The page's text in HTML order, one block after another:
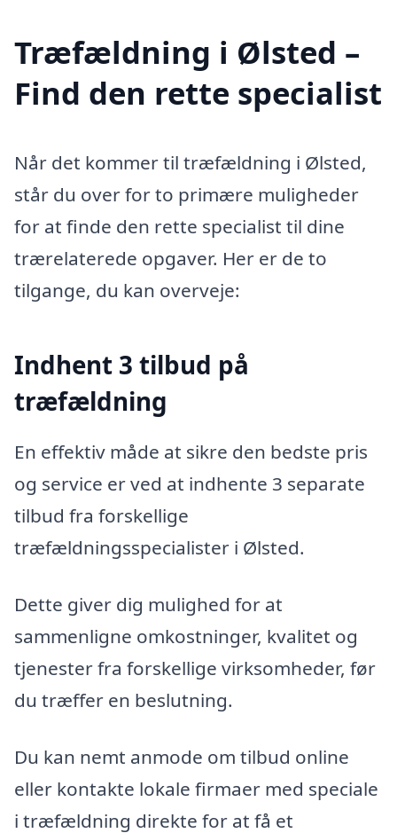
Træfældning i Ølsted –
Find den rette specialist
Når det kommer til træfældning i Ølsted,
står du over for to primære muligheder
for at finde den rette specialist til dine
trærelaterede opgaver. Her er de to
tilgange, du kan overveje:
Indhent 3 tilbud på
træfældning
En effektiv måde at sikre den bedste pris
og service er ved at indhente 3 separate
tilbud fra forskellige
træfældningsspecialister i Ølsted.
Dette giver dig mulighed for at
sammenligne omkostninger, kvalitet og
tjenester fra forskellige virksomheder, før
du træffer en beslutning.
Du kan nemt anmode om tilbud online
eller kontakte lokale firmaer med speciale
i træfældning direkte for at få et